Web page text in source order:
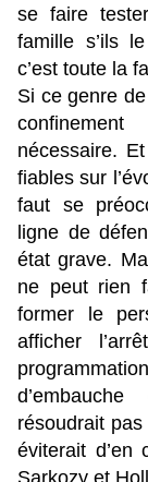
se faire
famille s’ils
c’est toute la
Si ce genre
nécessaire.
fiables sur
faut se
ligne de
état grave.
ne peut rien
former le
afficher
résoudrait pas
éviterait d’en